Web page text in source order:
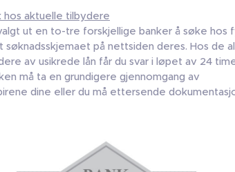
hos aktuelle tilbydere
ut en to-tre forskjellige banker å søke hos
søknadsskjemaet på nettsiden deres. Hos de
av usikrede lån får du svar i løpet av 24
må ta en grundigere gjennomgang av
dine eller du må ettersende